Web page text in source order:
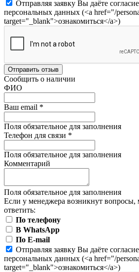
Отправляя заявку Вы даёте
персональных данных (<a href="/
target="_blank">ознакомиться</a>)
Отправить отзыв
Сообщить о наличии
ФИО
Ваш email *
Поля обязательное для заполнения
Телефон для связи *
Поля обязательное для заполнения
Комментарий
Поля обязательное для заполнения
Если у менеджера возникнут вопросы,
ответить:
По телефону
В WhatsApp
По E-mail
Отправляя заявку Вы даёте
персональных данных (<a href="/
target="_blank">ознакомиться</a>)